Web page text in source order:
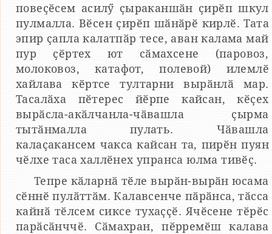
повеҫӗсем асилӳ ҫыраканшӑн ҫирӗп шкул
пулмалла. Вӗсен ҫирӗп шӑнӑрӗ кирлӗ. Тата
эпир ҫапла калатпӑр тесе, аван калама май
пур ҫӗртех ют сӑмахсене (паровоз,
молоковоз, катафот, полевой) илемлӗ
хайлава кӗртсе тултарни вырӑнлӑ мар.
Тасалӑха пӗтерес йӗрпе кайсан, кӗҫех
вырӑсла-акӑлчанла-чӑвашла ҫырма
тытӑнмалла пулать. Чӑвашла
калаҫакансем чакса кайсан та, пирӗн пуян
чӗлхе таса халлӗнех упранса юлма тивӗҫ.
Тепре кӑларнӑ тӗле вырӑн-вырӑн юсама
сӗннӗ пулӑттӑм. Калавсенче пӑрӑнса, тӑсса
кайнӑ тӗлсем сиксе тухаҫҫӗ. Ячӗсене тӗрӗс
парӑсӑнччӗ. Сӑмахран, пӗрремӗш калава